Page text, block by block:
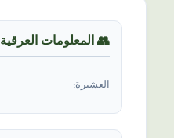
👥 المعلومات العرقیة
العشیرة: